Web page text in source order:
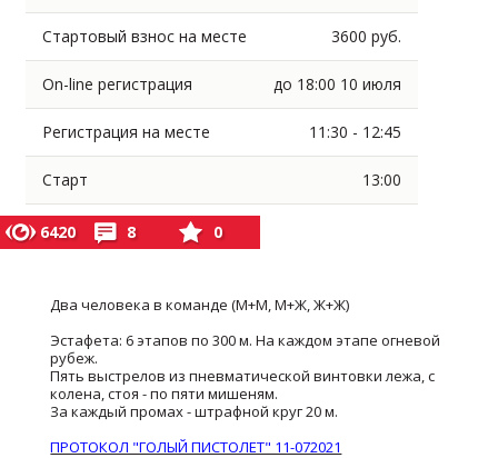
Стартовый взнос на месте 3600 руб.
On-line регистрация до 18:00 10 июля
Регистрация на месте 11:30 - 12:45
Старт 13:00
6420 8 0
Два человека в команде (М+М, М+Ж, Ж+Ж)
Эстафета: 6 этапов по 300 м. На каждом этапе огневой
рубеж.
Пять выстрелов из пневматической винтовки лежа, с
колена, стоя - по пяти мишеням.
За каждый промах - штрафной круг 20 м.
ПРОТОКОЛ "ГОЛЫЙ ПИСТОЛЕТ" 11-072021